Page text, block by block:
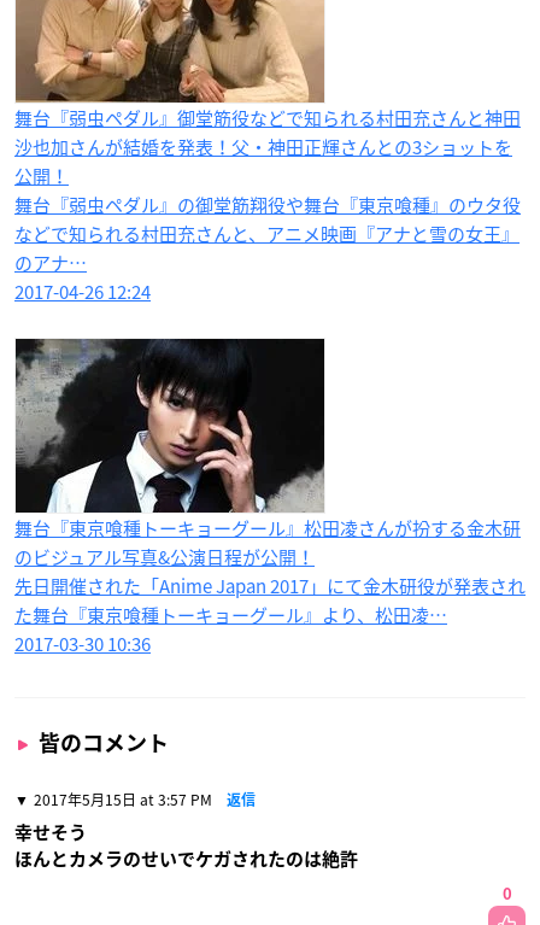
舞台『弱虫ペダル』御堂筋役などで知られる村田充さんと神田
沙也加さんが結婚を発表！父・神田正輝さんとの3ショットを
公開！
舞台『弱虫ペダル』の御堂筋翔役や舞台『東京喰種』のウタ役
などで知られる村田充さんと、アニメ映画『アナと雪の女王』
のアナ…
2017-04-26 12:24
舞台『東京喰種トーキョーグール』松田凌さんが扮する金木研
のビジュアル写真&公演日程が公開！
先日開催された「Anime Japan 2017」にて金木研役が発表され
た舞台『東京喰種トーキョーグール』より、松田凌…
2017-03-30 10:36
皆のコメント
2017年5月15日 at 3:57 PM 返信
幸せそう
ほんとカメラのせいでケガされたのは絶許
0